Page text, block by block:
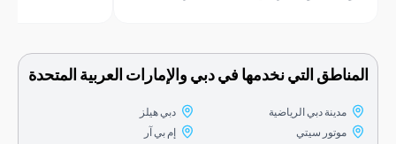
التي نخدمها في دبي والإمارات العربية المتحدة
مدينة دبي الرياضية
موتور سيتي
دبي هيلز